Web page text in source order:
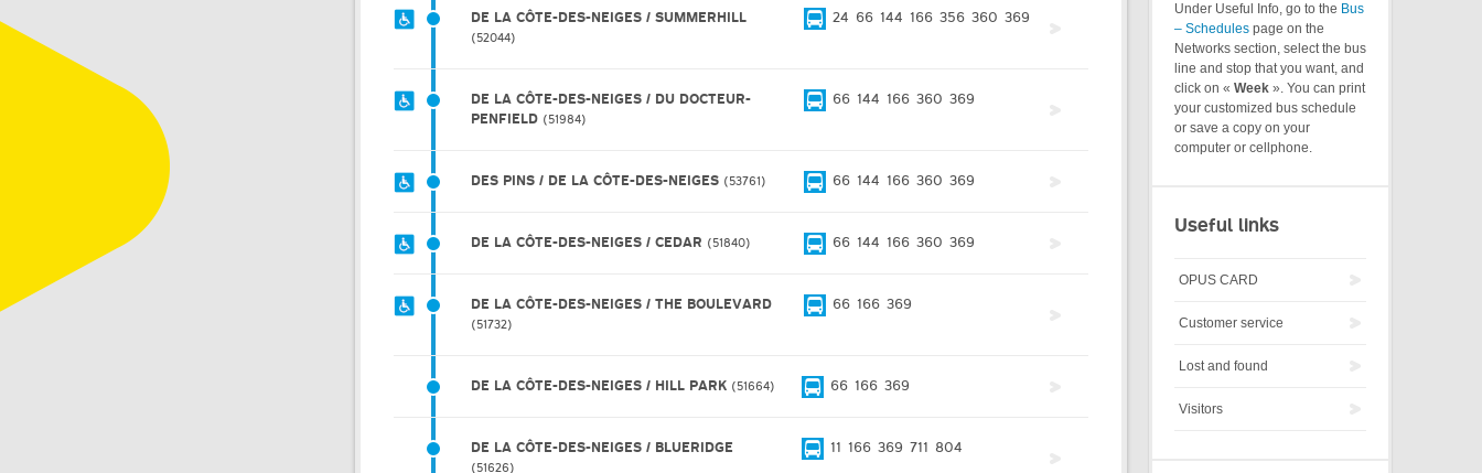
DE LA CÔTE-DES-NEIGES / SUMMERHILL
52044
24 66 144 166 356 360 369
DE LA CÔTE-DES-NEIGES / DU DOCTEUR-
PENFIELD
51984
66 144 166 360 369
DES PINS / DE LA CÔTE-DES-NEIGES 53761 66 144 166 360 369
DE LA CÔTE-DES-NEIGES / CEDAR 51840 66 144 166 360 369
DE LA CÔTE-DES-NEIGES / THE BOULEVARD
51732
66 166 369
DE LA CÔTE-DES-NEIGES / HILL PARK 51664 66 166 369
DE LA CÔTE-DES-NEIGES / BLUERIDGE
51626
11 166 369 711 804
Under Useful Info, go to the Bus
– Schedules page on the
Networks section, select the bus
line and stop that you want, and
click on « Week ». You can print
your customized bus schedule
or save a copy on your
computer or cellphone.
Useful links
OPUS CARD
Customer service
Lost and found
Visitors